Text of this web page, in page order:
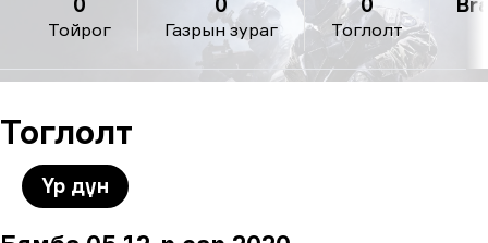
Тойрог Газрын зураг Тоглолт
Тоглолт
Үр дүн